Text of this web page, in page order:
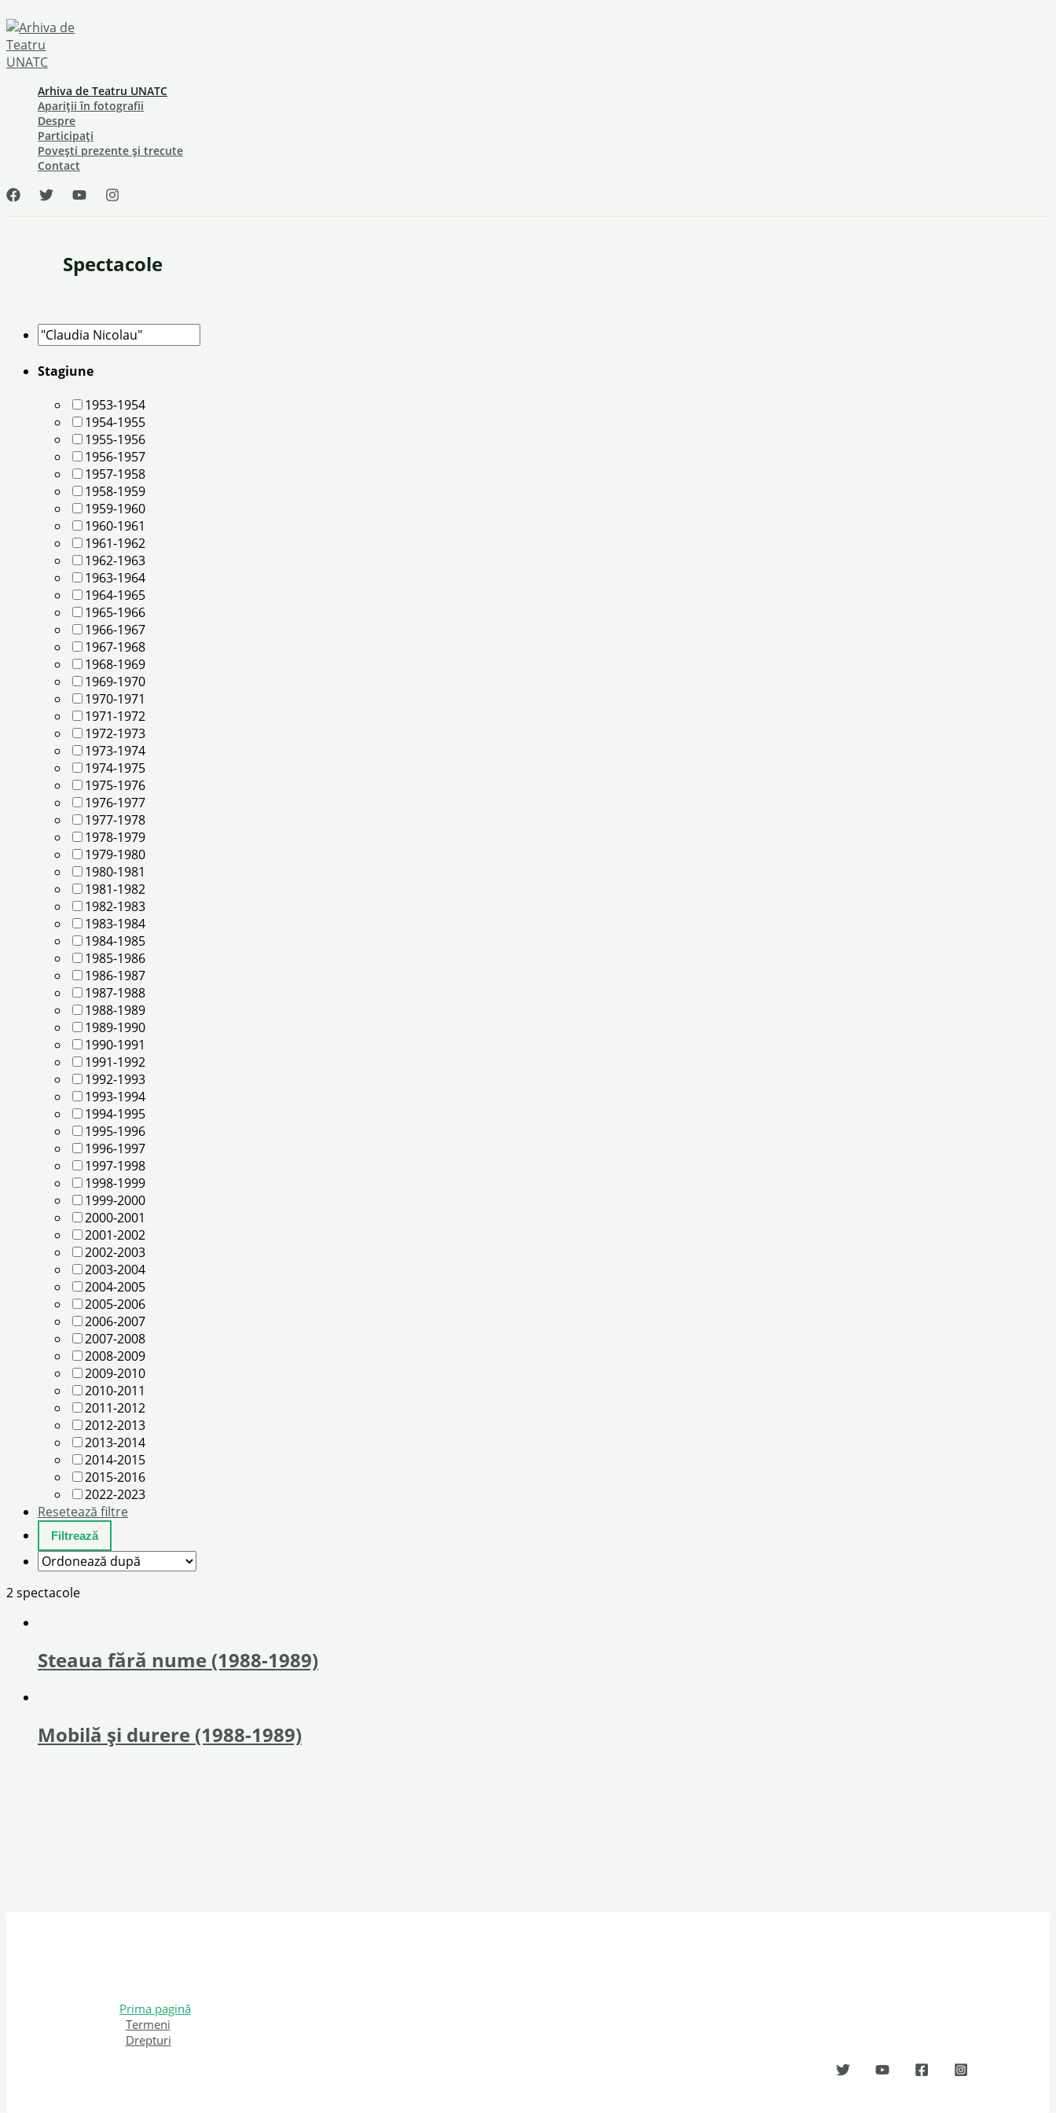
to
content
Arhiva de Teatru UNATC
Apariții în fotografii
Despre
Participați
Povești prezente și trecute
Contact
Spectacole
Stagiune
1953-1954
1954-1955
1955-1956
1956-1957
1957-1958
1958-1959
1959-1960
1960-1961
1961-1962
1962-1963
1963-1964
1964-1965
1965-1966
1966-1967
1967-1968
1968-1969
1969-1970
1970-1971
1971-1972
1972-1973
1973-1974
1974-1975
1975-1976
1976-1977
1977-1978
1978-1979
1979-1980
1980-1981
1981-1982
1982-1983
1983-1984
1984-1985
1985-1986
1986-1987
1987-1988
1988-1989
1989-1990
1990-1991
1991-1992
1992-1993
1993-1994
1994-1995
1995-1996
1996-1997
1997-1998
1998-1999
1999-2000
2000-2001
2001-2002
2002-2003
2003-2004
2004-2005
2005-2006
2006-2007
2007-2008
2008-2009
2009-2010
2010-2011
2011-2012
2012-2013
2013-2014
2014-2015
2015-2016
2022-2023
Resetează filtre
2 spectacole
Steaua fără nume (1988-1989)
Mobilă și durere (1988-1989)
Prima pagină
Termeni
Drepturi